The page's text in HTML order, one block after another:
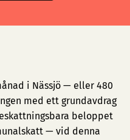
i Nässjö — eller 480
med ett grundavdrag
beloppet
— vid denna